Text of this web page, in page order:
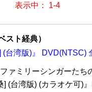
表示中： 1-4
スト経典）
(台湾版)』 DVD(NTSC)
ァミリーシンガーたち
] (台湾版) (カラオケ可)